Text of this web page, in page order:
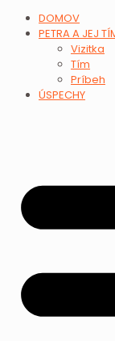
DOMOV
PETRA A JEJ
Vizitka
Tím
Príbeh
ÚSPECHY